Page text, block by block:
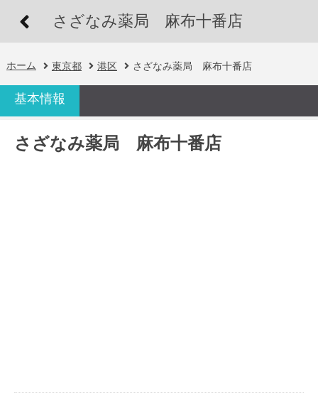
さざなみ薬局 麻布十番店
ホーム 東京都 港区 さざなみ薬局 麻布十番店
基本情報
さざなみ薬局 麻布十番店